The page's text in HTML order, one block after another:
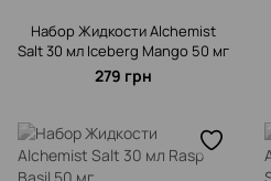
Набор Жидкости Alchemist
Salt 30 мл Iceberg Mango 50 мг
279 грн